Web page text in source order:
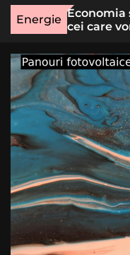
Energie
rară
Economia
cei care